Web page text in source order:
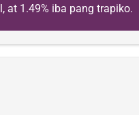
at 1.49% iba pang trapiko.